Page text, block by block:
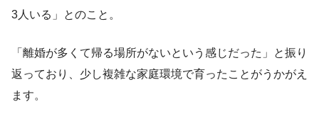
3人いる」とのこと。
「離婚が多くて帰る場所がないという感じだった」と振り
返っており、少し複雑な家庭環境で育ったことがうかがえ
ます。